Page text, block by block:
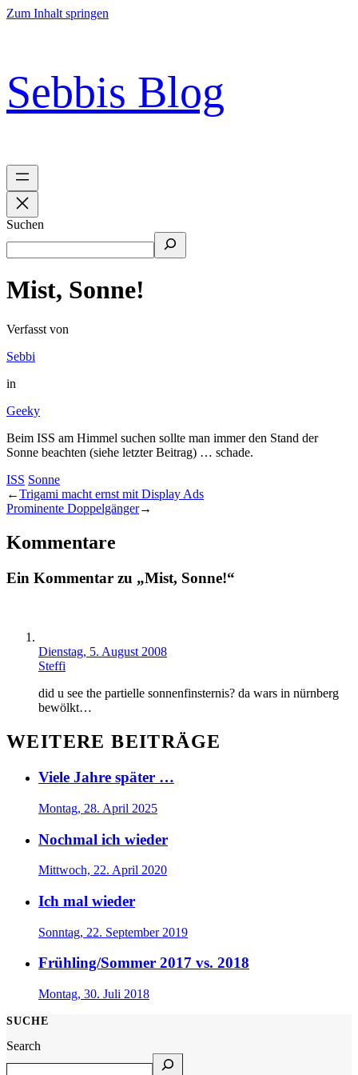
Zum Inhalt springen
Sebbis Blog
Suchen
Mist, Sonne!
Verfasst von
Sebbi
in
Geeky
Beim ISS am Himmel suchen sollte man immer den Stand der
Sonne beachten (siehe letzter Beitrag) … schade.
ISS Sonne
←Trigami macht ernst mit Display Ads
Prominente Doppelgänger→
Kommentare
Ein Kommentar zu „Mist, Sonne!“
Dienstag, 5. August 2008
Steffi
did u see the partielle sonnenfinsternis? da wars in nürnberg
bewölkt…
WEITERE BEITRÄGE
Viele Jahre später …
Montag, 28. April 2025
Nochmal ich wieder
Mittwoch, 22. April 2020
Ich mal wieder
Sonntag, 22. September 2019
Frühling/Sommer 2017 vs. 2018
Montag, 30. Juli 2018
SUCHE
Search